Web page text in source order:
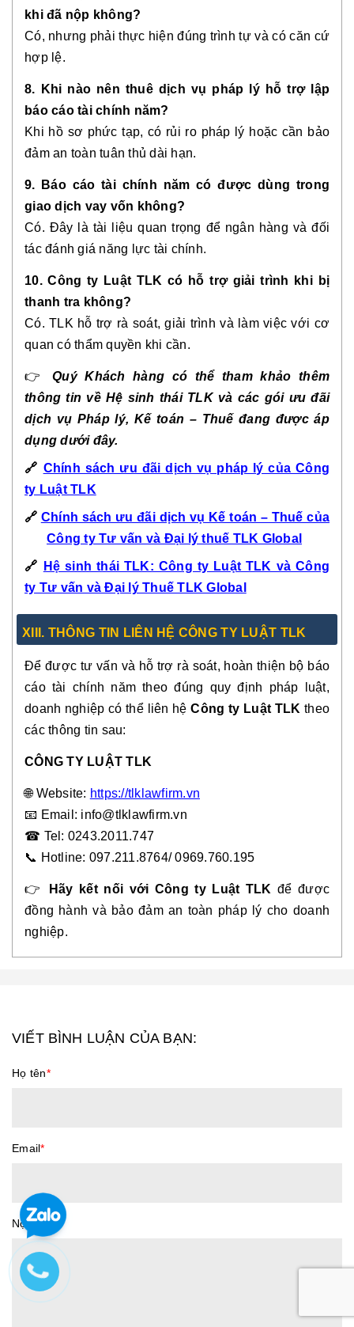
khi đã nộp không?
Có, nhưng phải thực hiện đúng trình tự và có căn cứ
hợp lệ.
8. Khi nào nên thuê dịch vụ pháp lý hỗ trợ lập
báo cáo tài chính năm?
Khi hồ sơ phức tạp, có rủi ro pháp lý hoặc cần bảo
đảm an toàn tuân thủ dài hạn.
9. Báo cáo tài chính năm có được dùng trong
giao dịch vay vốn không?
Có. Đây là tài liệu quan trọng để ngân hàng và đối
tác đánh giá năng lực tài chính.
10. Công ty Luật TLK có hỗ trợ giải trình khi bị
thanh tra không?
Có. TLK hỗ trợ rà soát, giải trình và làm việc với cơ
quan có thẩm quyền khi cần.
👉
Quý Khách hàng có thể tham khảo thêm
thông tin về Hệ sinh thái TLK và các gói ưu đãi
dịch vụ Pháp lý, Kế toán – Thuế đang được áp
dụng dưới đây.
🔗 Chính sách ưu đãi dịch vụ pháp lý của Công
ty Luật TLK
🔗 Chính sách ưu đãi dịch vụ Kế toán – Thuế của
Công ty Tư vấn và Đại lý thuế TLK Global
🔗
Hệ sinh thái TLK: Công ty Luật TLK và Công
ty Tư vấn và Đại lý Thuế TLK Global
XIII. THÔNG TIN LIÊN HỆ CÔNG TY LUẬT TLK
Để được tư vấn và hỗ trợ rà soát, hoàn thiện bộ báo
cáo tài chính năm theo đúng quy định pháp luật,
doanh nghiệp có thể liên hệCông ty Luật TLK theo
các thông tin sau:
CÔNG TY LUẬT TLK
🌐Website: https://tlklawfirm.vn
📧 Email: info@tlklawfirm.vn
☎ Tel: 0243.2011.747
📞 Hotline: 097.211.8764/ 0969.760.195
👉 Hãy kết nối với Công ty Luật TLK để được
đồng hành và bảo đảm an toàn pháp lý cho doanh
nghiệp.
VIẾT BÌNH LUẬN CỦA BẠN:
Họ tên*
Email*
Nội dung*